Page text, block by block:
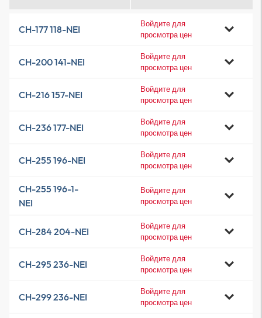
CH-177 118-NEI
Войдите для
просмотра цен
CH-200 141-NEI
Войдите для
просмотра цен
CH-216 157-NEI
Войдите для
просмотра цен
CH-236 177-NEI
Войдите для
просмотра цен
CH-255 196-NEI
Войдите для
просмотра цен
CH-255 196-1-
NEI
Войдите для
просмотра цен
CH-284 204-NEI
Войдите для
просмотра цен
CH-295 236-NEI
Войдите для
просмотра цен
CH-299 236-NEI
Войдите для
просмотра цен